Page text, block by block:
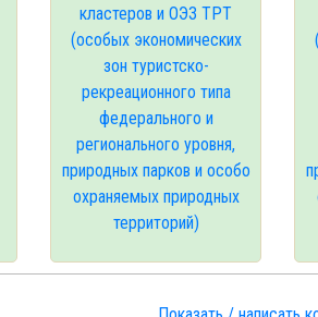
кластеров и ОЭЗ ТРТ
(особых экономических
зон туристско-
рекреационного типа
федерального и
регионального уровня,
природных парков и особо
охраняемых природных
территорий)